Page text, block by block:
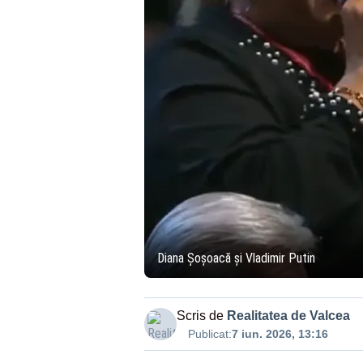
Diana Șoșoacă și Vladimir Putin
Scris de Realitatea de Valcea
Publicat:7 iun. 2026, 13:16